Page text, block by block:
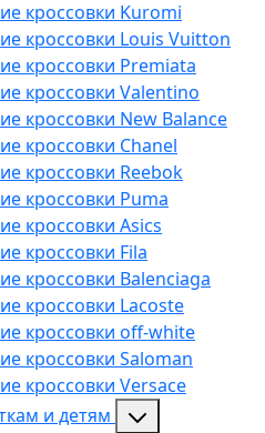
кроссовки Kuromi
кроссовки Louis Vuitton
кроссовки Premiata
кроссовки Valentino
кроссовки New Balance
кроссовки Chanel
кроссовки Reebok
кроссовки Puma
кроссовки Asics
кроссовки Fila
кроссовки Balenciaga
кроссовки Lacoste
кроссовки off-white
кроссовки Saloman
кроссовки Versace
и детям